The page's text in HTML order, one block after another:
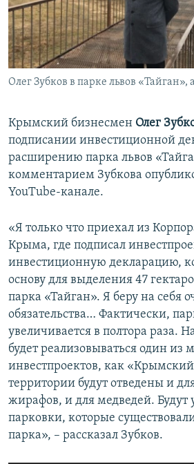
ПОБЕДИТЕЛЕЙ НЕ СУДЯТ?
КРЫМ.НЕПОКОРЕННЫЙ
ELIFBE
УКРАИНСКАЯ ПРОБЛЕМА КРЫМА
ПРИСОЕДИНЯЙТЕСЬ!
Олег Зубков в парке львов «Тайган»,
Крымский бизнесмен Олег
подписании инвестиционной
расширению парка львов
комментарием Зубкова
YouTube-канале.
«Я только что приехал из
Крыма, где подписал
инвестиционную декларацию,
основу для выделения 47
парка «Тайган». Я беру на себя
обязательства… Фактически,
увеличивается в полтора раза.
будет реализовываться один из
инвестпроектов, как
территории будут отведены и
жирафов, и для медведей. Будут
парковки, которые
парка», – рассказал Зубков.